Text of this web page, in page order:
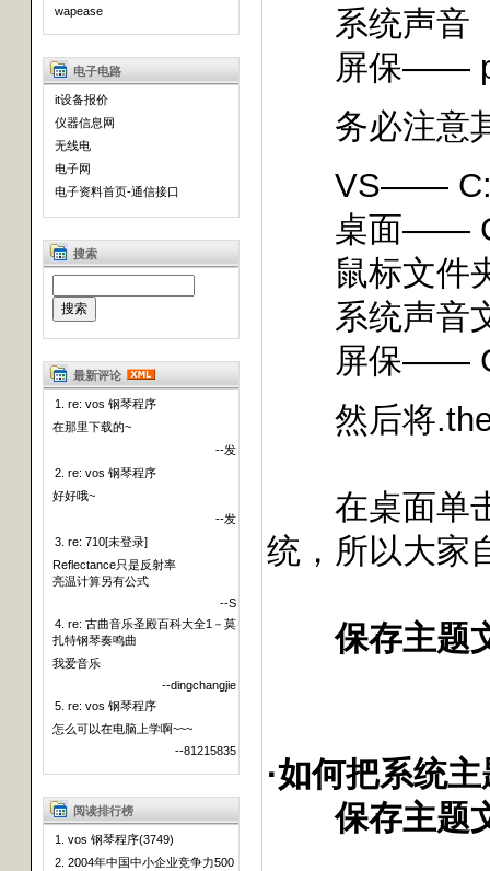
wapease
电子电路
it设备报价
仪器信息网
无线电
电子网
电子资料首页-通信接口
搜索
最新评论
1. re: vos 钢琴程序
在那里下载的~
--发
2. re: vos 钢琴程序
好好哦~
--发
3. re: 710[未登录]
Reflectance只是反射率
亮温计算另有公式
--S
4. re: 古曲音乐圣殿百科大全1－莫
扎特钢琴奏鸣曲
我爱音乐
--dingchangjie
5. re: vos 钢琴程序
怎么可以在电脑上学啊~~~
--81215835
阅读排行榜
1. vos 钢琴程序(3749)
2. 2004年中国中小企业竞争力500
系统声音（
屏保——
务必注意
VS——
桌面——
鼠标文件
系统声音文
屏保——
然后将
在桌面单击
统，所以大家
保存主题
·如何把系统
保存主题